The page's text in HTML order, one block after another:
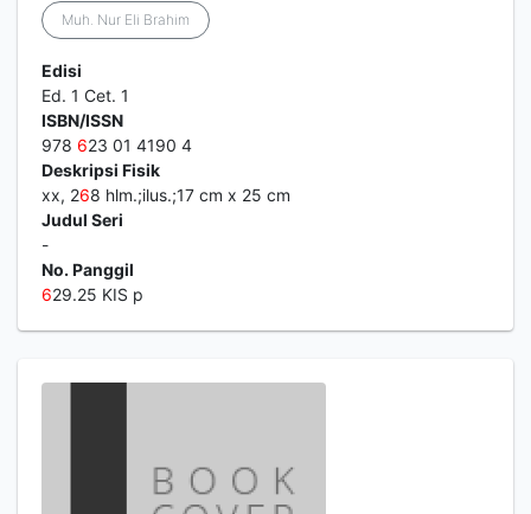
Muh. Nur Eli Brahim
Edisi
Ed. 1 Cet. 1
ISBN/ISSN
978 623 01 4190 4
Deskripsi Fisik
xx, 268 hlm.;ilus.;17 cm x 25 cm
Judul Seri
-
No. Panggil
629.25 KIS p